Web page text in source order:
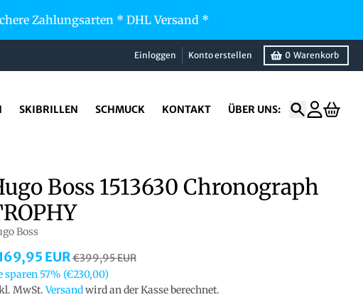
Zahlungsarten * DHL Versand *
Einloggen Konto erstellen 0 Warenkorb
SKIBRILLEN SCHMUCK KONTAKT ÜBER UNS:
Boss 1513630 Chronograph
Boss
EUR€399,95 EUR
sparen 57% (€230,00)
MwSt.Versandwird an der Kasse berechnet.